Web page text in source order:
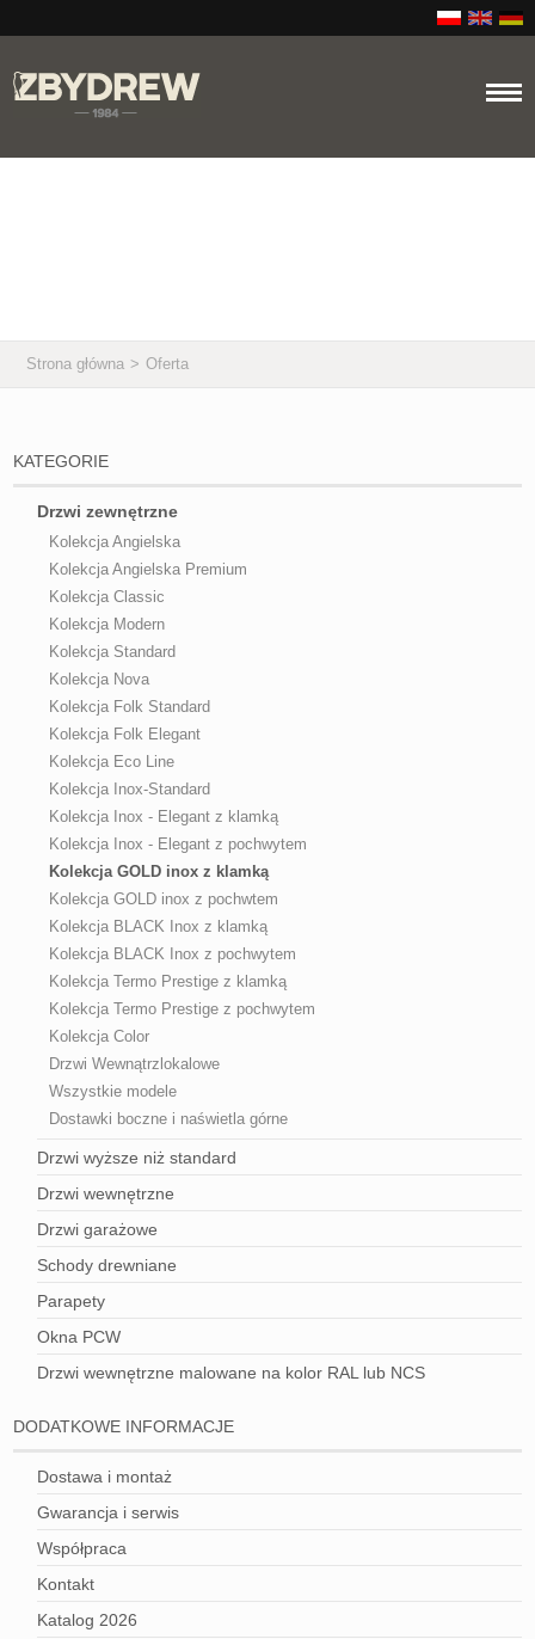
Strona główna > Oferta
KATEGORIE
Drzwi zewnętrzne
Kolekcja Angielska
Kolekcja Angielska Premium
Kolekcja Classic
Kolekcja Modern
Kolekcja Standard
Kolekcja Nova
Kolekcja Folk Standard
Kolekcja Folk Elegant
Kolekcja Eco Line
Kolekcja Inox-Standard
Kolekcja Inox - Elegant z klamką
Kolekcja Inox - Elegant z pochwytem
Kolekcja GOLD inox z klamką
Kolekcja GOLD inox z pochwtem
Kolekcja BLACK Inox z klamką
Kolekcja BLACK Inox z pochwytem
Kolekcja Termo Prestige z klamką
Kolekcja Termo Prestige z pochwytem
Kolekcja Color
Drzwi Wewnątrzlokalowe
Wszystkie modele
Dostawki boczne i naświetla górne
Drzwi wyższe niż standard
Drzwi wewnętrzne
Drzwi garażowe
Schody drewniane
Parapety
Okna PCW
Drzwi wewnętrzne malowane na kolor RAL lub NCS
DODATKOWE INFORMACJE
Dostawa i montaż
Gwarancja i serwis
Współpraca
Kontakt
Katalog 2026